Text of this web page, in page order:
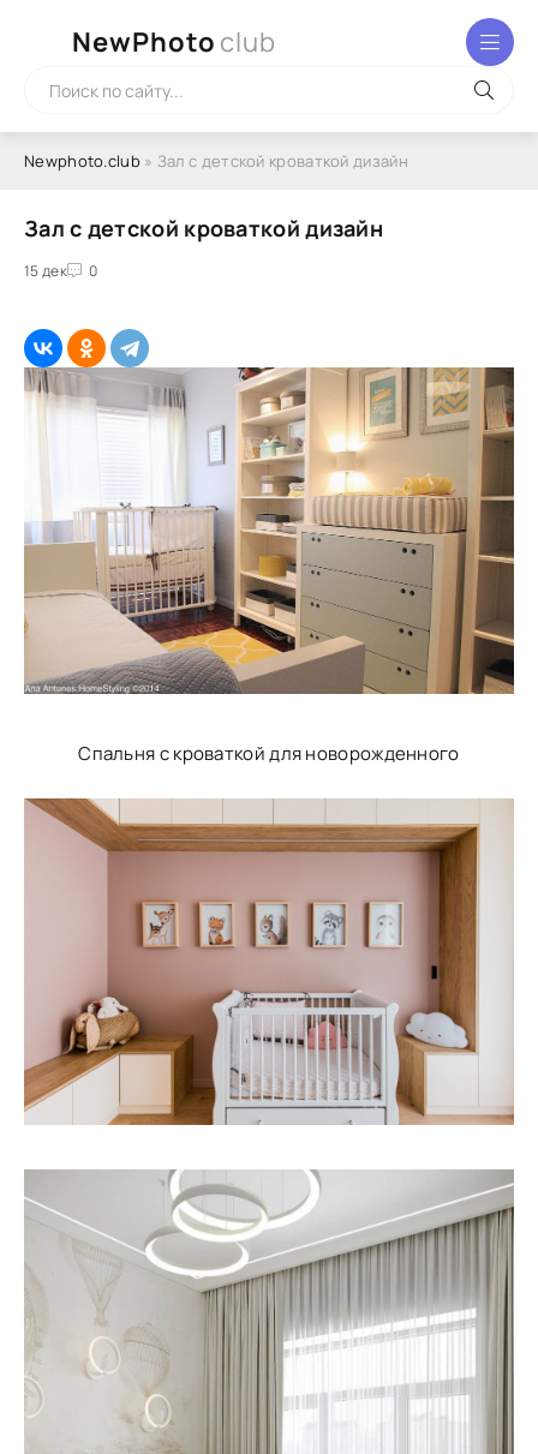
NewPhoto club
Newphoto.club» Зал с детской кроваткой дизайн
Зал с детской кроваткой дизайн
15 дек 0
Спальня с кроваткой для новорожденного